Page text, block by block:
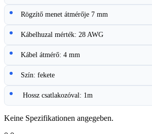
Rögzítő menet átmérője 7 mm
Kábelhuzal mérték: 28 AWG
Kábel átmérő: 4 mm
Szín: fekete
Hossz csatlakozóval: 1m
Keine Spezifikationen angegeben.